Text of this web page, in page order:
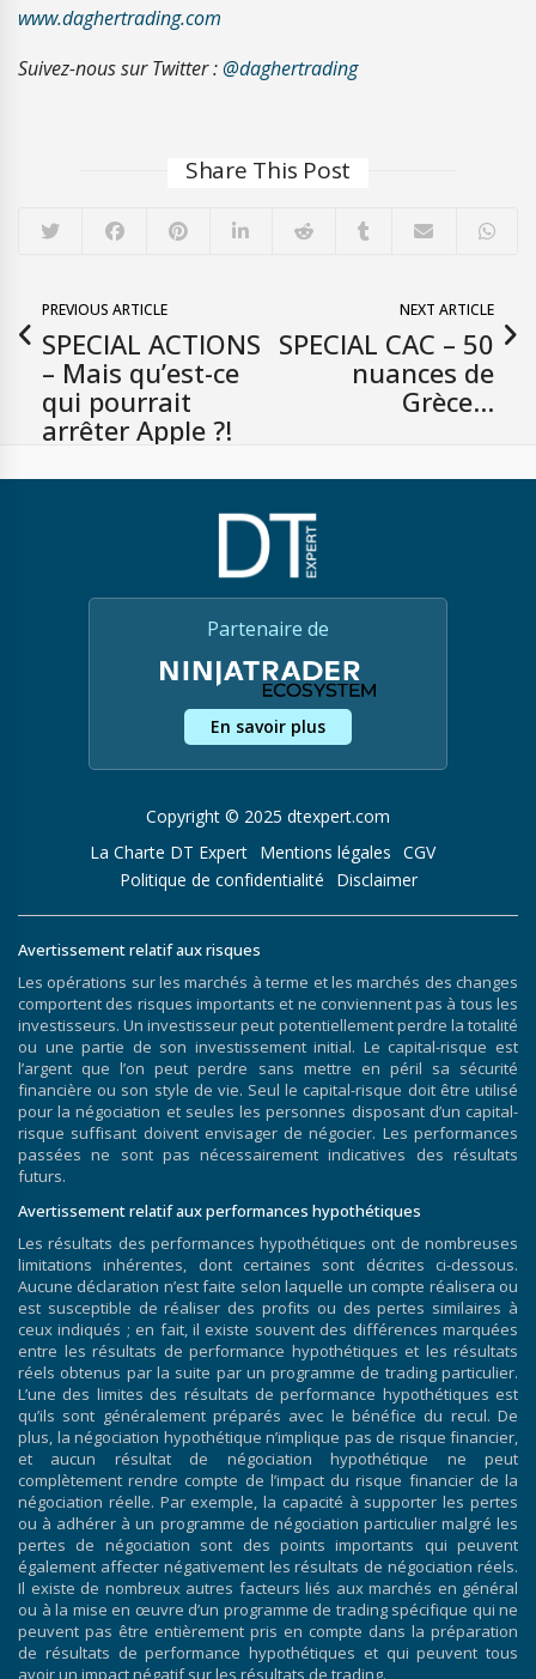
www.daghertrading.com
Suivez-nous sur Twitter :@daghertrading
Share This Post
PREVIOUS ARTICLE
SPECIAL ACTIONS
– Mais qu’est-ce
qui pourrait
arrêter Apple ?!
NEXT ARTICLE
SPECIAL CAC – 50
nuances de
Grèce…
Partenaire de
En savoir plus
Copyright © 2025 dtexpert.com
La Charte DT Expert
Mentions légales CGV
Politique de confidentialité
Disclaimer
Avertissement relatif aux risques
Les opérations sur les marchés à terme et les marchés des changes
comportent des risques importants et ne conviennent pas à tous les
investisseurs. Un investisseur peut potentiellement perdre la totalité
ou une partie de son investissement initial. Le capital-risque est
l’argent que l’on peut perdre sans mettre en péril sa sécurité
financière ou son style de vie. Seul le capital-risque doit être utilisé
pour la négociation et seules les personnes disposant d’un capital-
risque suffisant doivent envisager de négocier. Les performances
passées ne sont pas nécessairement indicatives des résultats
futurs.
Avertissement relatif aux performances hypothétiques
Les résultats des performances hypothétiques ont de nombreuses
limitations inhérentes, dont certaines sont décrites ci-dessous.
Aucune déclaration n’est faite selon laquelle un compte réalisera ou
est susceptible de réaliser des profits ou des pertes similaires à
ceux indiqués ; en fait, il existe souvent des différences marquées
entre les résultats de performance hypothétiques et les résultats
réels obtenus par la suite par un programme de trading particulier.
L’une des limites des résultats de performance hypothétiques est
qu’ils sont généralement préparés avec le bénéfice du recul. De
plus, la négociation hypothétique n’implique pas de risque financier,
et aucun résultat de négociation hypothétique ne peut
complètement rendre compte de l’impact du risque financier de la
négociation réelle. Par exemple, la capacité à supporter les pertes
ou à adhérer à un programme de négociation particulier malgré les
pertes de négociation sont des points importants qui peuvent
également affecter négativement les résultats de négociation réels.
Il existe de nombreux autres facteurs liés aux marchés en général
ou à la mise en œuvre d’un programme de trading spécifique qui ne
peuvent pas être entièrement pris en compte dans la préparation
de résultats de performance hypothétiques et qui peuvent tous
avoir un impact négatif sur les résultats de trading.